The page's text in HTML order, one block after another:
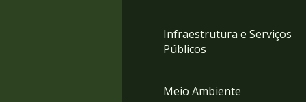
Infraestrutura e Serviços
Públicos
Meio Ambiente